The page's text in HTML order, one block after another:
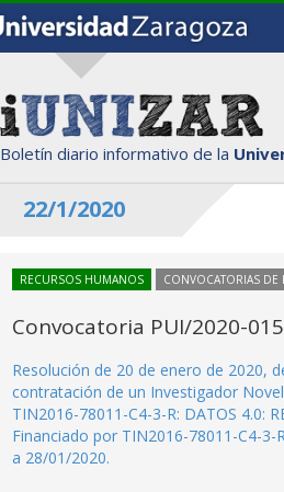
Boletín diario informativo de la
22/1/2020
RECURSOS HUMANOS CONVOCATORIAS DE
Convocatoria PUI/2020-
Resolución de 20 de enero de 2020,
contratación de un Investigador
TIN2016-78011-C4-3-R: DATOS 4.0:
Financiado por TIN2016-78011-C4-3-
a 28/01/2020.